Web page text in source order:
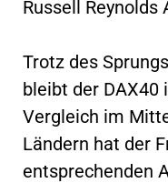
Russell Reynolds
Trotz des
bleibt der
Vergleich im
Ländern hat der
entsprechenden